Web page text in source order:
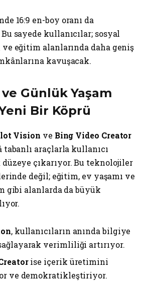
16:9 en-boy oranı da
sayede kullanıcılar; sosyal
ve eğitim alanlarında daha geniş
kavuşacak.
Günlük Yaşam
Bir Köprü
Vision ve Bing Video Creator
araçlarla kullanıcı
çıkarıyor. Bu teknolojiler
değil; eğitim, ev yaşamı ve
gibi alanlarda da büyük
, kullanıcıların anında bilgiye
verimliliği artırıyor.
ise içerik üretimini
ve demokratikleştiriyor.